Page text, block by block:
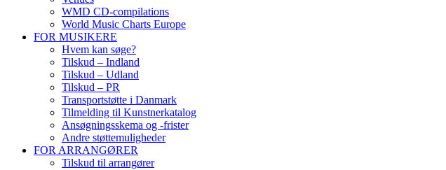
WMD CD-compilations
World Music Charts Europe
FOR MUSIKERE
Hvem kan søge?
Tilskud – Indland
Tilskud – Udland
Tilskud – PR
Transportstøtte i Danmark
Tilmelding til Kunstnerkatalog
Ansøgningsskema og -frister
Andre støttemuligheder
FOR ARRANGØRER
Tilskud til arrangører